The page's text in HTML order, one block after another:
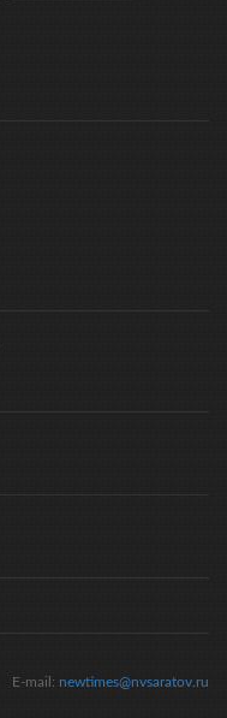
E-mail: newtimes@nvsaratov.ru